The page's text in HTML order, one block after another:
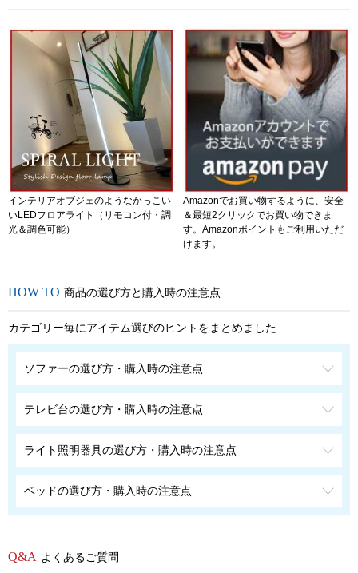
インテリアオブジェのようなかっこい
いLEDフロアライト（リモコン付・調
光＆調色可能）
Amazonでお買い物するように、安全
＆最短2クリックでお買い物できま
す。Amazonポイントもご利用いただ
けます。
商品の選び方と購入時の注意点
カテゴリー毎にアイテム選びのヒントをまとめました
ソファーの選び方・購入時の注意点
テレビ台の選び方・購入時の注意点
ライト照明器具の選び方・購入時の注意点
ベッドの選び方・購入時の注意点
よくあるご質問